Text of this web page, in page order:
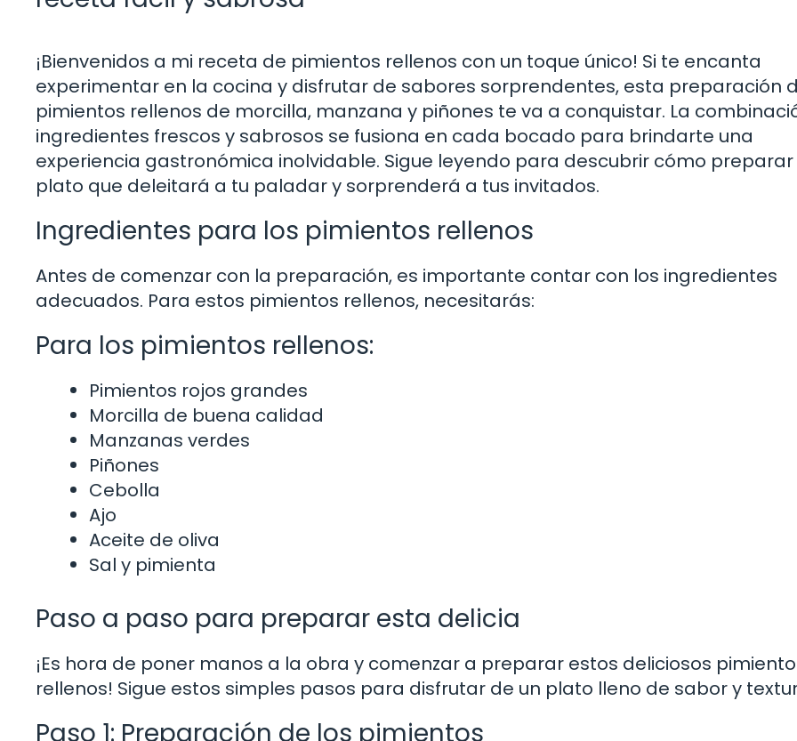
¡Bienvenidos a mi receta de pimientos rellenos con un toque único! Si te encanta
experimentar en la cocina y disfrutar de sabores sorprendentes, esta preparación
pimientos rellenos de morcilla, manzana y piñones te va a conquistar. La
ingredientes frescos y sabrosos se fusiona en cada bocado para brindarte una
experiencia gastronómica inolvidable. Sigue leyendo para descubrir cómo
plato que deleitará a tu paladar y sorprenderá a tus invitados.
Ingredientes para los pimientos rellenos
Antes de comenzar con la preparación, es importante contar con los ingredientes
adecuados. Para estos pimientos rellenos, necesitarás:
Para los pimientos rellenos:
Pimientos rojos grandes
Morcilla de buena calidad
Manzanas verdes
Piñones
Cebolla
Ajo
Aceite de oliva
Sal y pimienta
Paso a paso para preparar esta delicia
¡Es hora de poner manos a la obra y comenzar a preparar estos deliciosos
rellenos! Sigue estos simples pasos para disfrutar de un plato lleno de sabor y
Paso 1: Preparación de los pimientos